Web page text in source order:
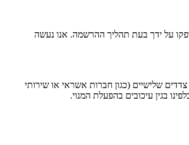
על ידך בעת תהליך ההרשמה. אנו נעשה
שלישיים (כגון חברות אשראי או שירותי
בגין עיכובים בהפעלת המנוי.